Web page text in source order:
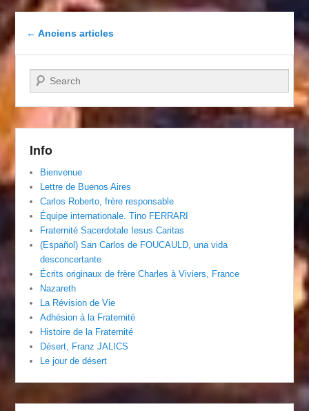
Navigation dans les articles
← Anciens articles
Recherche
Info
Bienvenue
Lettre de Buenos Aires
Carlos Roberto, frère responsable
Équipe internationale. Tino FERRARI
Fraternité Sacerdotale Iesus Caritas
(Español) San Carlos de FOUCAULD, una vida
desconcertante
Écrits originaux de frère Charles à Viviers, France
Nazareth
La Révision de Vie
Adhésion à la Fraternité
Histoire de la Fraternité
Désert, Franz JALICS
Le jour de désert